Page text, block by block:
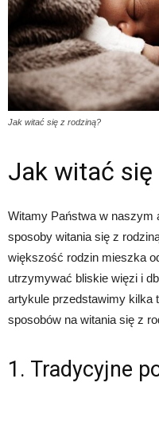
Jak witać się z rodziną?
Jak witać się
Witamy Państwa w naszym
sposoby witania się z
większość rodzin mieszka
utrzymywać bliskie więzi i
artykule przedstawimy kilka
sposobów na witania się z
1. Tradycyjne